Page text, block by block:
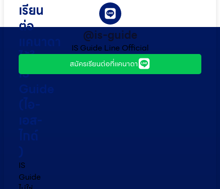
เรียน
ต่อ
ไว้ใจ
IS
Guide
(ไอ-
เอส-
ไกด์​
)
IS
Guide
@is-guide
IS Guide Line Official
สมัครเรียนต่อที่แคนาดา